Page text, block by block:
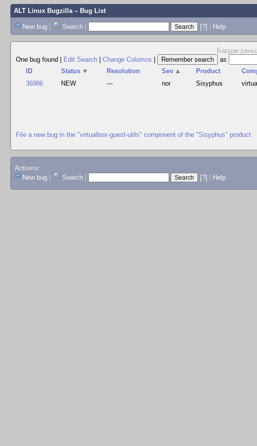
ALT Linux Bugzilla– Bug List
New bug | Search | [?] | Help
Бардак
One bug found
Edit Search Change Columns
as
ID
Status ▼ Resolution Sev ▲ Product
36986
NEW --- nor Sisyphus
File a new bug in the "virtualbox-guest-utils" component of the "Sisyphus" product
Actions:
New bug
Search [?] Help